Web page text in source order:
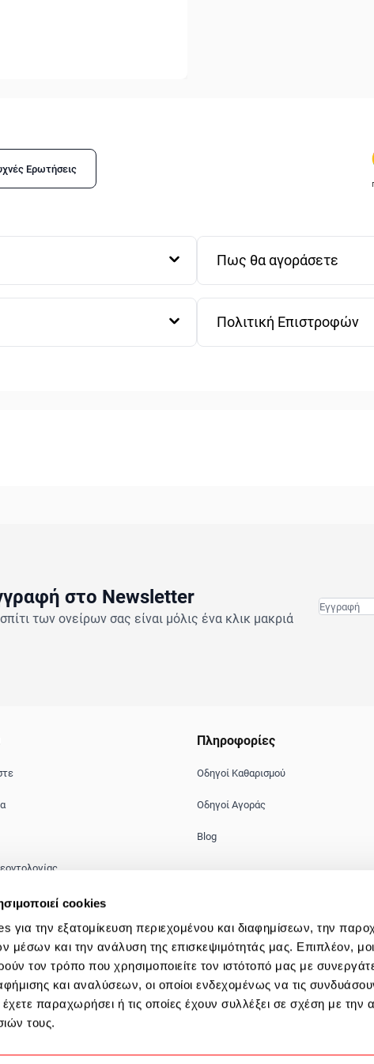
cookies
για την εξατομίκευση περιεχομένου και διαφημίσεων, την
μέσων και την ανάλυση της επισκεψιμότητάς μας. Επιπλέον,
τον τρόπο που χρησιμοποιείτε τον ιστότοπό μας με
και αναλύσεων, οι οποίοι ενδεχομένως να τις
παραχωρήσει ή τις οποίες έχουν συλλέξει σε σχέση με την
τους.
Ερωτήσεις
Πως θα αγοράσετε
Πολιτική Επιστροφών
στο Newsletter
των ονείρων σας είναι μόλις ένα κλικ μακριά
βίας & παρενόχλησης
Πληροφορίες
Οδηγοί Καθαρισμού
Οδηγοί Αγοράς
Blog